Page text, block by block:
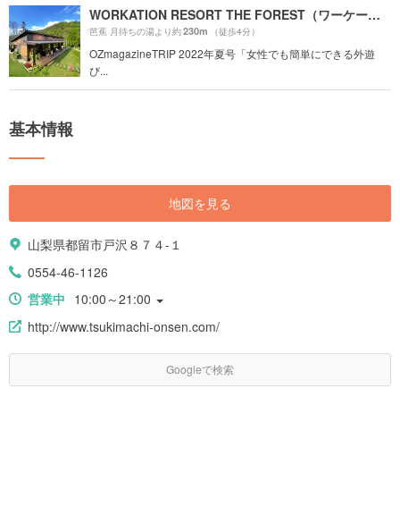
WORKATION RESORT THE FOREST（ワーケーション リゾート ザ・フォレスト）
芭蕉 月待ちの湯より約230m （徒歩4分）
OZmagazineTRIP 2022年夏号「女性でも簡単にできる外遊
び...
基本情報
地図を見る
山梨県都留市戸沢８７４-１
0554-46-1126
営業中 10:00～21:00
http://www.tsukimachi-onsen.com/
Googleで検索